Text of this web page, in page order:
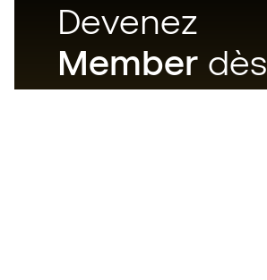
Devenez
Member dès
maintenant